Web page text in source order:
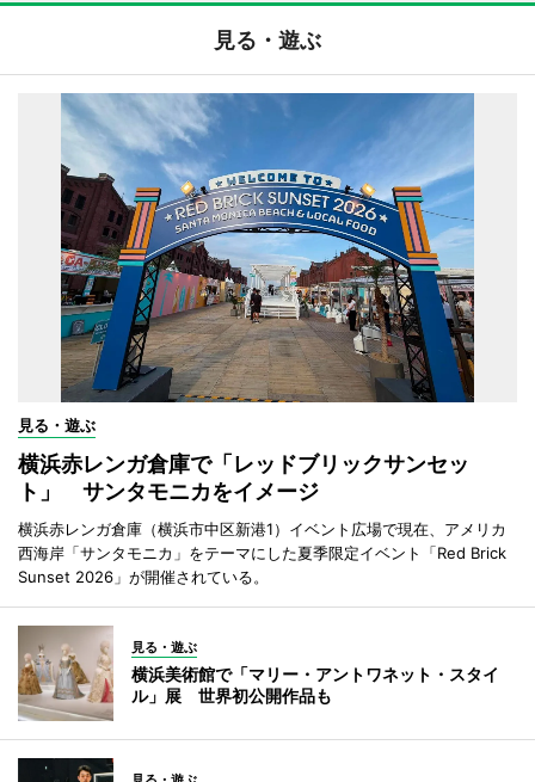
見る・遊ぶ
見る・遊ぶ
横浜赤レンガ倉庫で「レッドブリックサンセッ
ト」 サンタモニカをイメージ
横浜赤レンガ倉庫（横浜市中区新港1）イベント広場で現在、アメリカ
西海岸「サンタモニカ」をテーマにした夏季限定イベント「Red Brick
Sunset 2026」が開催されている。
見る・遊ぶ
横浜美術館で「マリー・アントワネット・スタイ
ル」展 世界初公開作品も